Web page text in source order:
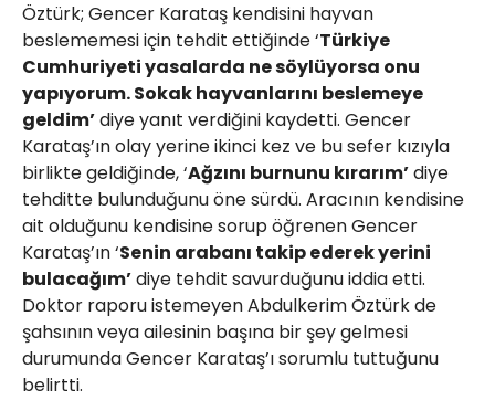
Öztürk; Gencer Karataş kendisini hayvan
beslememesi için tehdit ettiğinde ‘Türkiye
Cumhuriyeti yasalarda ne söylüyorsa onu
yapıyorum. Sokak hayvanlarını beslemeye
geldim’diye yanıt verdiğini kaydetti. Gencer
Karataş’ın olay yerine ikinci kez ve bu sefer kızıyla
birlikte geldiğinde, ‘Ağzını burnunu kırarım’diye
tehditte bulunduğunu öne sürdü. Aracının kendisine
ait olduğunu kendisine sorup öğrenen Gencer
Karataş’ın ‘Senin arabanı takip ederek yerini
bulacağım’diye tehdit savurduğunu iddia etti.
Doktor raporu istemeyen Abdulkerim Öztürk de
şahsının veya ailesinin başına bir şey gelmesi
durumunda Gencer Karataş’ı sorumlu tuttuğunu
belirtti.